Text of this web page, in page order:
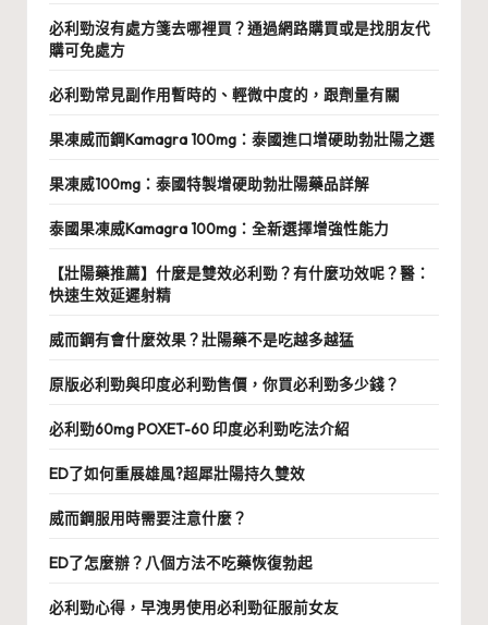
必利勁沒有處方箋去哪裡買？通過網路購買或是找朋友代
購可免處方
必利勁常見副作用暫時的、輕微中度的，跟劑量有關
果凍威而鋼Kamagra 100mg：泰國進口增硬助勃壯陽之選
果凍威100mg：泰國特製增硬助勃壯陽藥品詳解
泰國果凍威Kamagra 100mg：全新選擇增強性能力
【壯陽藥推薦】什麼是雙效必利勁？有什麼功效呢？醫：
快速生效延遲射精
威而鋼有會什麼效果？壯陽藥不是吃越多越猛
原版必利勁與印度必利勁售價，你買必利勁多少錢？
必利勁60mg POXET-60 印度必利勁吃法介紹
ED了如何重展雄風?超犀壯陽持久雙效
威而鋼服用時需要注意什麼？
ED了怎麼辦？八個方法不吃藥恢復勃起
必利勁心得，早洩男使用必利勁征服前女友